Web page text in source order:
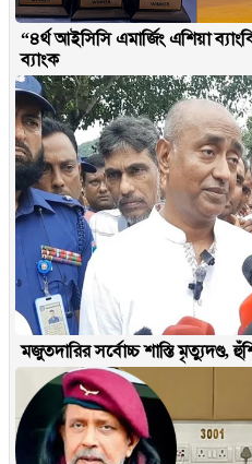
“৪র্থ আইসিসি এমার্জিং এশিয়া
ব্যাংক
মজুতদারির সর্বোচ্চ শাস্তি মৃত্যুদণ্ড,